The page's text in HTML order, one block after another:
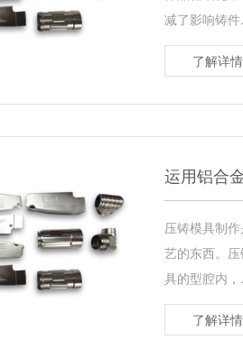
减了影响铸件
了解详
运用铝合
压铸模具制
艺的东西。
具的型腔内，
了解详